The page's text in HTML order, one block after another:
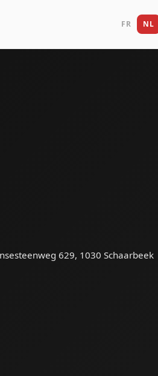
FR NL
629, 1030 Schaarbeek